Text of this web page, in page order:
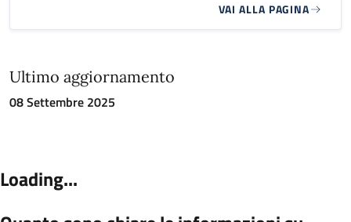
VAI ALLA PAGINA
Ultimo aggiornamento
08 Settembre 2025